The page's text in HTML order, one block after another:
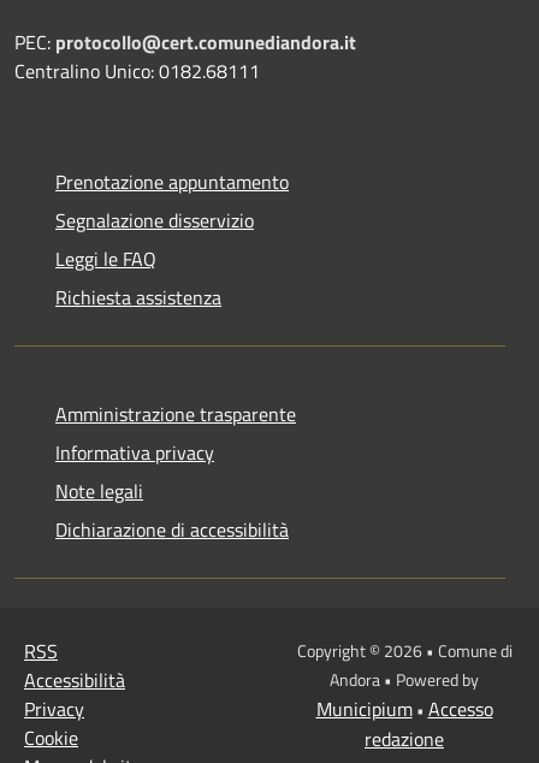
PEC: protocollo@cert.comunediandora.it
Centralino Unico: 0182.68111
Prenotazione appuntamento
Segnalazione disservizio
Leggi le FAQ
Richiesta assistenza
Amministrazione trasparente
Informativa privacy
Note legali
Dichiarazione di accessibilità
RSS
Accessibilità
Privacy
Cookie
Copyright © 2026 • Comune di
Andora • Powered by
Municipium• Accesso
redazione